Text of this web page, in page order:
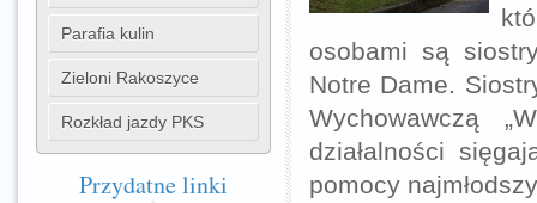
osobami są
Notre Dame.
Wychowawczą
działalności
pomocy
Parafia kulin
Zieloni Rakoszyce
Rozkład jazdy PKS
Przydatnelinki